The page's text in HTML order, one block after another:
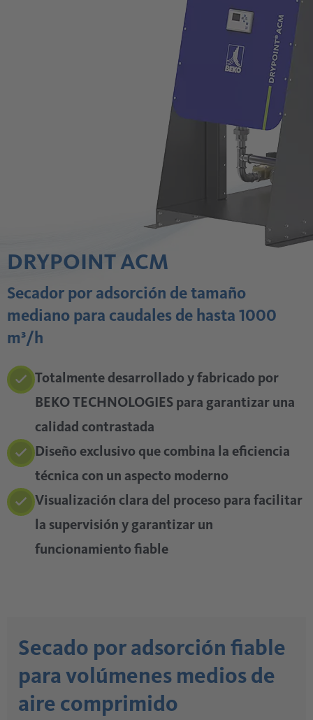
DRYPOINT ACM
Secador por adsorción de tamaño
mediano para caudales de hasta 1000
m³/h
Totalmente desarrollado y fabricado por
BEKO TECHNOLOGIES para garantizar una
calidad contrastada
Diseño exclusivo que combina la eficiencia
técnica con un aspecto moderno
Visualización clara del proceso para facilitar
la supervisión y garantizar un
funcionamiento fiable
Secado por adsorción fiable
para volúmenes medios de
aire comprimido